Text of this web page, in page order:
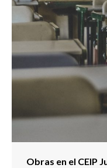
Obras en el CEIP